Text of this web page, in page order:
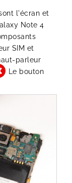
l'écran et
Note 4
SIM et
parleur
Le bouton